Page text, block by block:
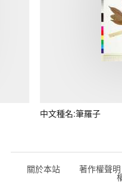
中文種名:筆羅子
關於本站 著作權聲明